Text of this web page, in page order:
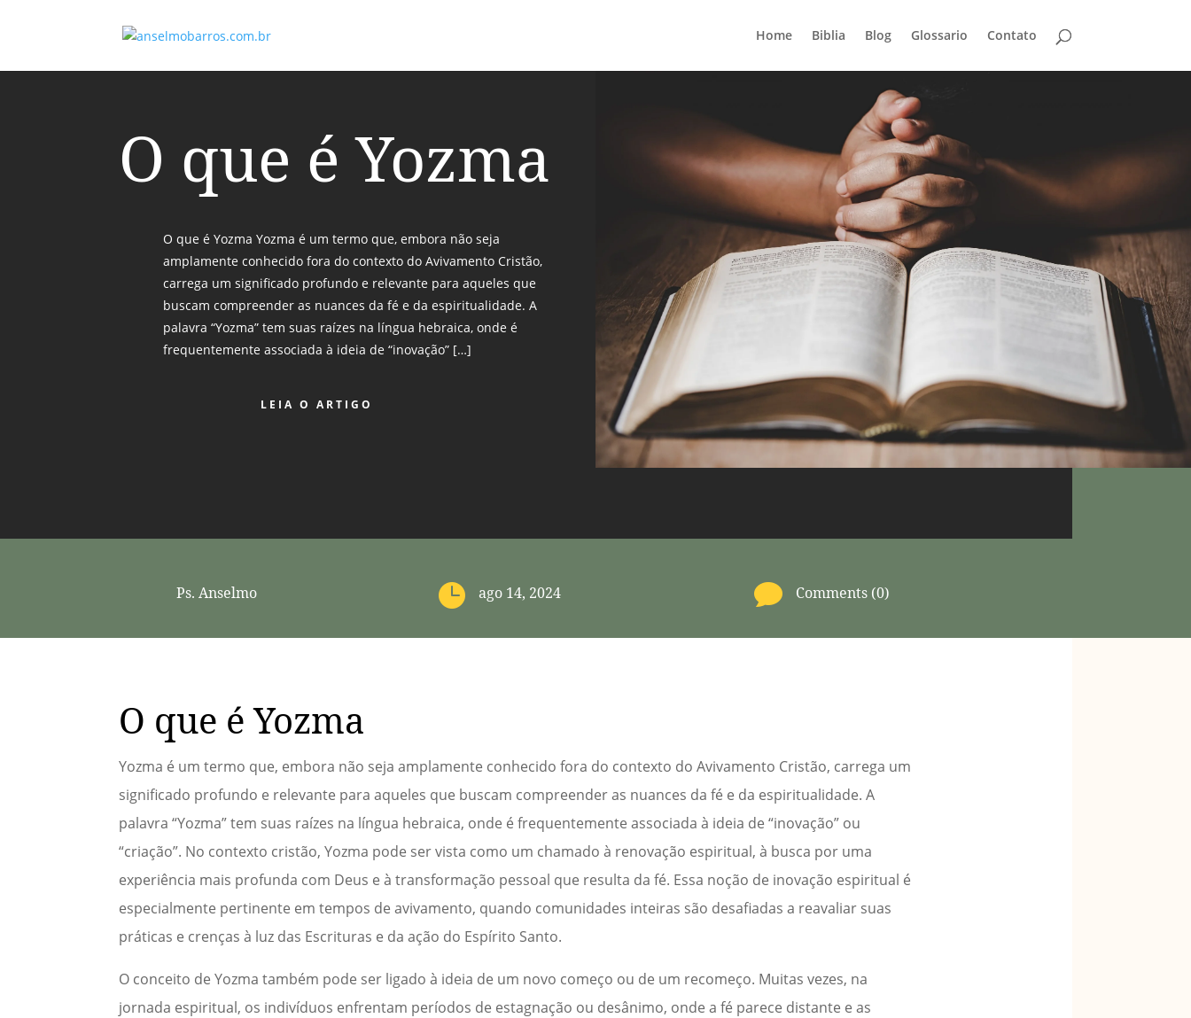
Home Biblia Blog Glossario Contato
O que é Yozma
O que é Yozma Yozma é um termo que, embora não seja
amplamente conhecido fora do contexto do Avivamento Cristão,
carrega um significado profundo e relevante para aqueles que
buscam compreender as nuances da fé e da espiritualidade. A
palavra “Yozma” tem suas raízes na língua hebraica, onde é
frequentemente associada à ideia de “inovação” […]
LEIA O ARTIGO
Ps. Anselmo  ago 14, 2024  Comments (0)
O que é Yozma
Yozma é um termo que, embora não seja amplamente conhecido fora do contexto do Avivamento Cristão, carrega um
significado profundo e relevante para aqueles que buscam compreender as nuances da fé e da espiritualidade. A
palavra “Yozma” tem suas raízes na língua hebraica, onde é frequentemente associada à ideia de “inovação” ou
“criação”. No contexto cristão, Yozma pode ser vista como um chamado à renovação espiritual, à busca por uma
experiência mais profunda com Deus e à transformação pessoal que resulta da fé. Essa noção de inovação espiritual é
especialmente pertinente em tempos de avivamento, quando comunidades inteiras são desafiadas a reavaliar suas
práticas e crenças à luz das Escrituras e da ação do Espírito Santo.
O conceito de Yozma também pode ser ligado à ideia de um novo começo ou de um recomeço. Muitas vezes, na
jornada espiritual, os indivíduos enfrentam períodos de estagnação ou desânimo, onde a fé parece distante e as